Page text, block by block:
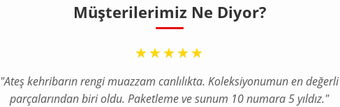
Müşterilerimiz Ne Diyor?
“
★★★★★
"Ateş kehribarın rengi muazzam canlılıkta. Koleksiyonumun en değerli
parçalarından biri oldu. Paketleme ve sunum 10 numara 5 yıldız."